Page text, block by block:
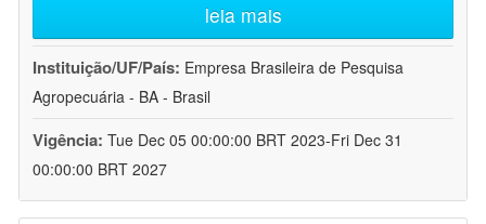
leia mais
Instituição/UF/País: Empresa Brasileira de Pesquisa
Agropecuária - BA - Brasil
Vigência: Tue Dec 05 00:00:00 BRT 2023-Fri Dec 31
00:00:00 BRT 2027